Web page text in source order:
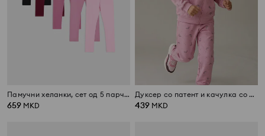
Памучни хеланки, сет од 5 парчиња
659 MKD
Дуксер со патент и качулка со мотив на виножито од fleece плетенина
439 MKD